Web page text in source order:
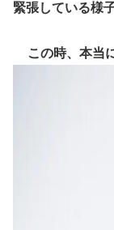
緊張している様
この時、本当